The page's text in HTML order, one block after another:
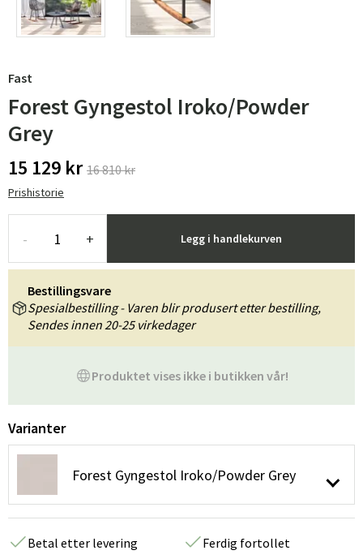
Fast
Forest Gyngestol Iroko/Powder
Grey
15 129 kr 16 810 kr
Prishistorie
- + Legg i handlekurven
Produktet vises ikke i butikken vår!
Bestillingsvare
Spesialbestilling - Varen blir produsert etter bestilling,
Sendes innen 20-25 virkedager
Varianter
Forest Gyngestol Iroko/Powder Grey
Betal etter levering
Ferdig fortollet